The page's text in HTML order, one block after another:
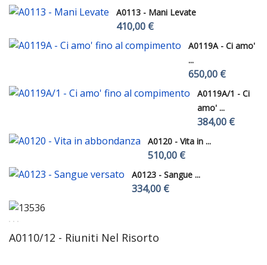
A0113 - Mani Levate
410,00 €
A0119A - Ci amo'
...
650,00 €
A0119A/1 - Ci
amo' ...
384,00 €
A0120 - Vita in ...
510,00 €
A0123 - Sangue ...
334,00 €
A0110/12 - Riuniti Nel Risorto